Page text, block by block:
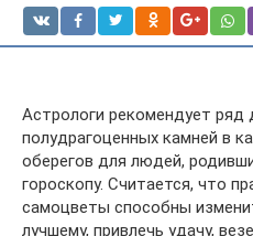
Астрологи рекомендует ряд
полудрагоценных камней в
оберегов для людей,
гороскопу. Считается, что
самоцветы способны
лучшему, привлечь удачу,